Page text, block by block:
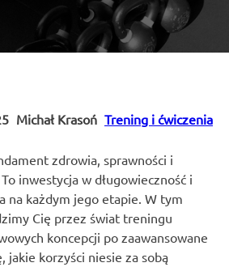
Michał Krasoń Trening i ćwiczenia
zdrowia, sprawności i
inwestycja w długowieczność i
na każdym jego etapie. W tym
Cię przez świat treningu
koncepcji po zaawansowane
jakie korzyści niesie za sobą